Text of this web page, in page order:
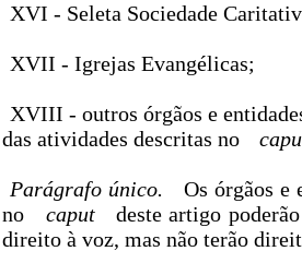
XVI - Seleta Sociedade
XVII - Igrejas Evangélicas;
XVIII - outros órgãos e
das atividades descritas no
Parágrafo único.
Os órgãos e
no
caput
deste artigo
direito à voz, mas não terão